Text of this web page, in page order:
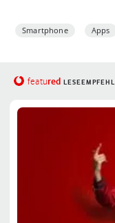
Smartphone Apps
featured